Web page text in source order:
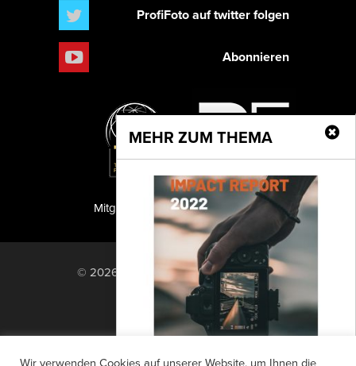
MEHR ZUM THEMA
ProfiFoto auf twitter folgen
Abonnieren
PF Publishing GmbH
Mitglied der TIPA
© 2026 PF Publishing GmbH. All rights
reserved.
Nach oben
Wir verwenden Cookies auf unserer Website, um Ihnen die